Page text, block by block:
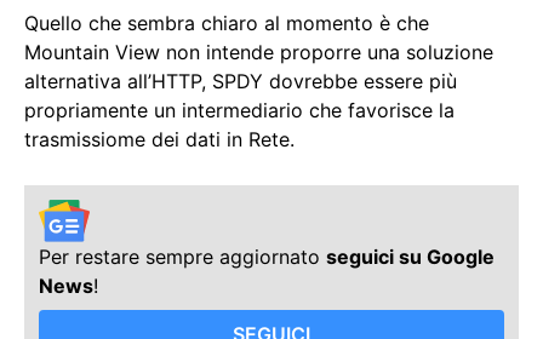
Quello che sembra chiaro al momento è che
Mountain View non intende proporre una soluzione
alternativa all’HTTP, SPDY dovrebbe essere più
propriamente un intermediario che favorisce la
trasmissiome dei dati in Rete.
Per restare sempre aggiornato seguici su Google
News!
SEGUICI